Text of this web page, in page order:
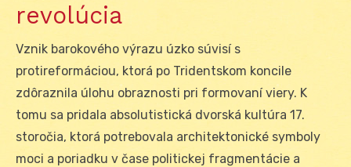
revolúcia
Vznik barokového výrazu úzko súvisí s
protireformáciou, ktorá po Tridentskom koncile
zdôraznila úlohu obraznosti pri formovaní viery. K
tomu sa pridala absolutistická dvorská kultúra 17.
storočia, ktorá potrebovala architektonické symboly
moci a poriadku v čase politickej fragmentácie a